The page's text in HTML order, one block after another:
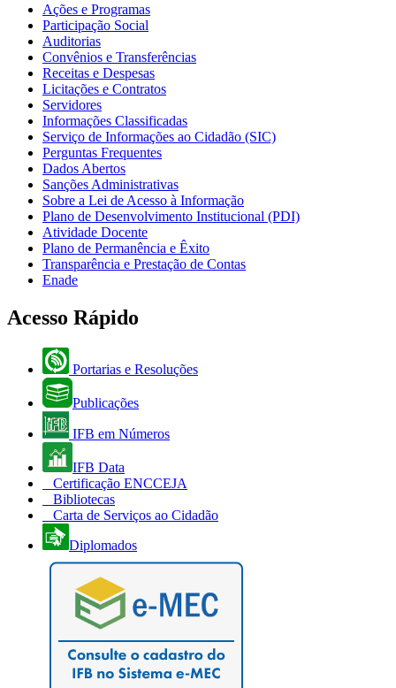
Ações e Programas
Participação Social
Auditorias
Convênios e Transferências
Receitas e Despesas
Licitações e Contratos
Servidores
Informações Classificadas
Serviço de Informações ao Cidadão (SIC)
Perguntas Frequentes
Dados Abertos
Sanções Administrativas
Sobre a Lei de Acesso à Informação
Plano de Desenvolvimento Institucional (PDI)
Atividade Docente
Plano de Permanência e Êxito
Transparência e Prestação de Contas
Enade
Acesso Rápido
Portarias e Resoluções
Publicações
IFB em Números
IFB Data
Certificação ENCCEJA
Bibliotecas
Carta de Serviços ao Cidadão
Diplomados